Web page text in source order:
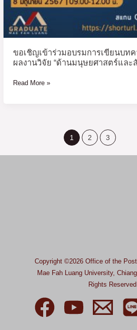
ขอเชิญเข้าร่วมอบรมการเขียนบท
ผลงานวิจัย “ด้านมนุษยศาสตร์และ
มนุษยศาสตร์
และ
สังคมศาสตร์”
Read More »
1 2 3
Copyright ©2026 Office of the
Mae Fah Luang University,
Rights Reserved